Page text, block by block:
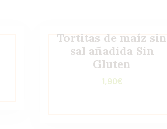
Tortitas de maíz sin
sal añadida Sin
Gluten
1,90€